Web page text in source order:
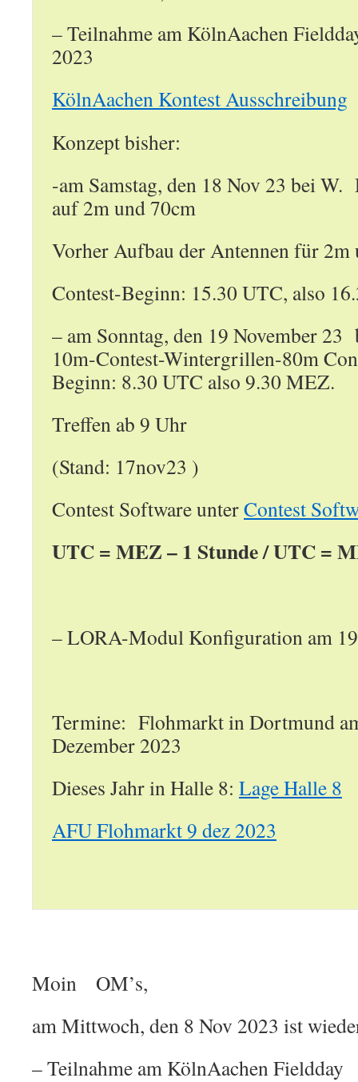
– Teilnahme am KölnAachen
2023
KölnAachen Kontest Ausschreibung
Konzept bisher:
-am Samstag, den 18 Nov 23 bei
auf 2m und 70cm
Vorher Aufbau der Antennen für 2m
Contest-Beginn: 15.30 UTC, also
– am Sonntag, den 19 November
10m-Contest-Wintergrillen-80m
Beginn: 8.30 UTC also 9.30 MEZ.
Treffen ab 9 Uhr
(Stand: 17nov23 )
Contest Software unterContest
UTC = MEZ – 1 Stunde / UTC =
– LORA-Modul Konfiguration am
Termine: Flohmarkt in Dortmund
Dezember 2023
Dieses Jahr in Halle 8: Lage Halle 8
AFU Flohmarkt 9 dez 2023
Moin OM’s,
am Mittwoch, den 8 Nov 2023 ist
– Teilnahme am KölnAachen Fieldday